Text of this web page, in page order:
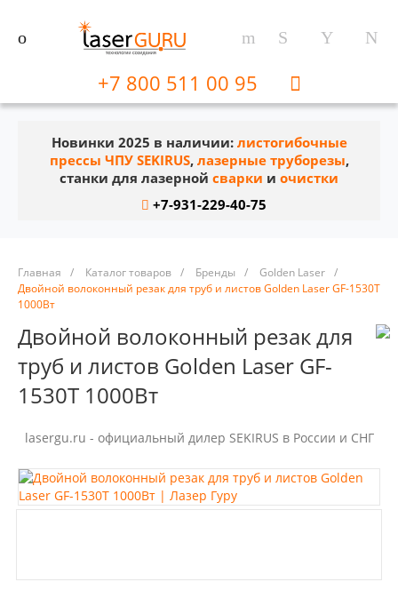
+7 800 511 00 95
Новинки 2025 в наличии: листогибочные
прессы ЧПУ SEKIRUS, лазерные труборезы,
станки для лазерной сварки и очистки
+7-931-229-40-75
Главная / Каталог товаров / Бренды / Golden Laser /
Двойной волоконный резак для труб и листов Golden Laser GF-1530T
1000Вт
Двойной волоконный резак для
труб и листов Golden Laser GF-
1530T 1000Вт
lasergu.ru - официальный дилер SEKIRUS в России и СНГ